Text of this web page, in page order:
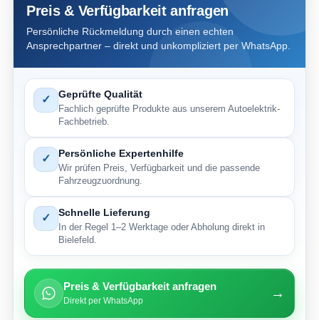
Preis & Verfügbarkeit anfragen
Persönliche Rückmeldung durch einen echten
Ansprechpartner – direkt und unkompliziert per WhatsApp.
✓ Geprüfte Qualität
Fachlich geprüfte Produkte aus unserem Autoelektrik-
Fachbetrieb.
✓ Persönliche Expertenhilfe
Wir prüfen Preis, Verfügbarkeit und die passende
Fahrzeugzuordnung.
✓ Schnelle Lieferung
In der Regel 1–2 Werktage oder Abholung direkt in
Bielefeld.
Preis & Verfügbarkeit anfragen
Direkt per WhatsApp →